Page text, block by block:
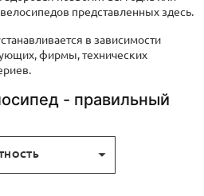
представленных здесь.
в зависимости
фирмы, технических
- правильный
